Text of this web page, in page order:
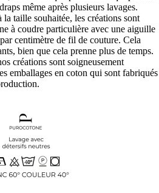
même après plusieurs lavages.
taille souhaitée, les créations sont
à coudre particulière avec une aiguille
centimètre de fil de couture. Cela
bien que cela prenne plus de temps.
créations sont soigneusement
emballages en coton qui sont fabriqués